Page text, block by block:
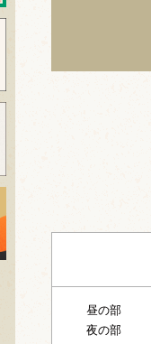
昼の部
夜の部